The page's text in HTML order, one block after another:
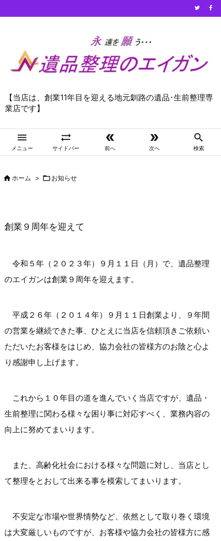
【当店は、創業11年目を迎える地元釧路の遺品･生前整理専
業店です】

メニュー

サイドバー

前へ

次へ

検索
ホーム > お知らせ
創業９周年を迎えて
令和５年（２０２３年）９月１１日（月）で、遺品整理
のエイガンは創業９周年を迎えます。
平成２６年（２０１４年）９月１１日創業より、９年間
の営業を継続できた事、ひとえに当店を信頼頂きご依頼い
ただいたお客様をはじめ、協力会社の皆様方のお陰と心よ
り感謝申し上げます。
これから１０年目の道を進んでいく当店ですが、遺品・
生前整理に関わる様々な困り事に対応すべく、業務内容の
向上に努めてまいります。
また、高齢化社会における様々な問題に対し、当店とし
て整理をとおして出来る事を模索してまいります。
不安定な市場や世界情勢など、依然として取り巻く環境
は大変厳しいものですが、お客様や協力会社の皆様方に感